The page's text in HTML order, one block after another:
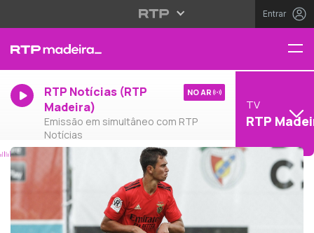
Entrar
RTP Notícias (RTP
Madeira)
Emissão em simultâneo com RTP
Notícias
NO AR
TV
RTP